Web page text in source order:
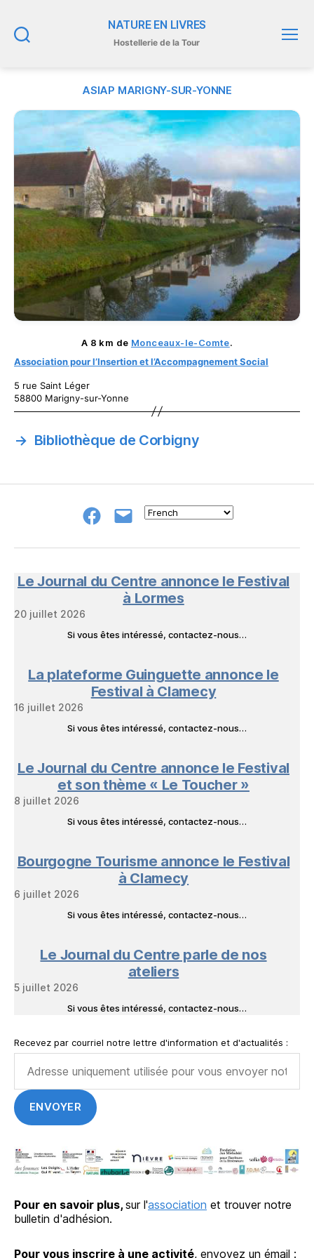
NATURE EN LIVRES
Hostellerie de la Tour
ASIAP MARIGNY-SUR-YONNE
A 8 km de Monceaux-le-Comte.
Association pour l’Insertion et l’Accompagnement Social
5 rue Saint Léger
58800 Marigny-sur-Yonne
→ Bibliothèque de Corbigny
Groupe
NeL
E-
à
Livres
Le Journal du Centre annonce le Festival
à Lormes
20 juillet 2026
Si vous êtes intéressé, contactez-nous…
La plateforme Guinguette annonce le
Festival à Clamecy
16 juillet 2026
Si vous êtes intéressé, contactez-nous…
Le Journal du Centre annonce le Festival
et son thème « Le Toucher »
8 juillet 2026
Si vous êtes intéressé, contactez-nous…
Bourgogne Tourisme annonce le Festival
à Clamecy
6 juillet 2026
Si vous êtes intéressé, contactez-nous…
Le Journal du Centre parle de nos
ateliers
5 juillet 2026
Si vous êtes intéressé, contactez-nous…
Recevez par courriel notre lettre d'information et d'actualités :
Pour en savoir plus, sur l'association et trouver notre
bulletin d'adhésion.
Pour vous inscrire à une activité, envoyez un émail :